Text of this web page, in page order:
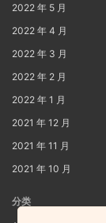
2022 年 5 月
2022 年 4 月
2022 年 3 月
2022 年 2 月
2022 年 1 月
2021 年 12 月
2021 年 11 月
2021 年 10 月
分类